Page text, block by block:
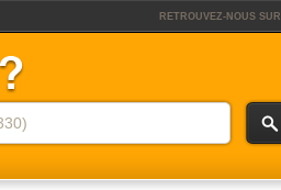
RETROUVEZ-NOUS SUR